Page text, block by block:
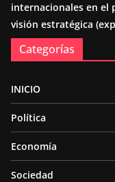
internacionales en el
visión estratégica
Categorías
INICIO
Política
Economía
Sociedad